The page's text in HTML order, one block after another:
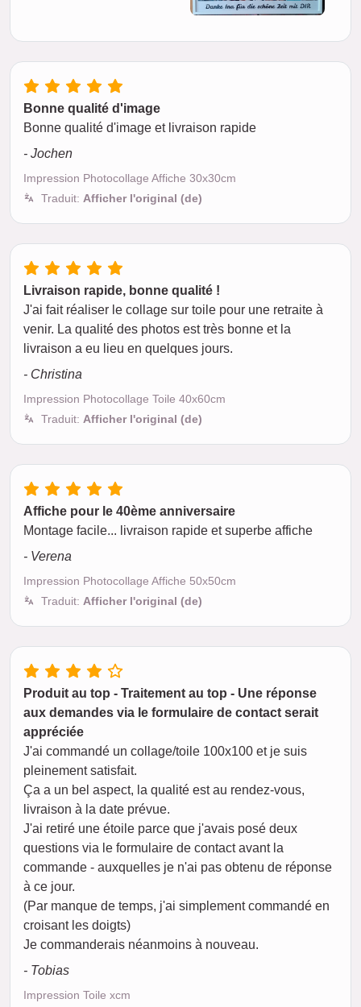
Bonne qualité d'image
Bonne qualité d'image et livraison rapide
- Jochen
Impression Photocollage Affiche 30x30cm
Traduit: Afficher l'original (de)
Livraison rapide, bonne qualité !
J'ai fait réaliser le collage sur toile pour une retraite à
venir. La qualité des photos est très bonne et la
livraison a eu lieu en quelques jours.
- Christina
Impression Photocollage Toile 40x60cm
Traduit: Afficher l'original (de)
Affiche pour le 40ème anniversaire
Montage facile... livraison rapide et superbe affiche
- Verena
Impression Photocollage Affiche 50x50cm
Traduit: Afficher l'original (de)
Produit au top - Traitement au top - Une réponse
aux demandes via le formulaire de contact serait
appréciée
J'ai commandé un collage/toile 100x100 et je suis
pleinement satisfait.
Ça a un bel aspect, la qualité est au rendez-vous,
livraison à la date prévue.
J'ai retiré une étoile parce que j'avais posé deux
questions via le formulaire de contact avant la
commande - auxquelles je n'ai pas obtenu de réponse
à ce jour.
(Par manque de temps, j'ai simplement commandé en
croisant les doigts)
Je commanderais néanmoins à nouveau.
- Tobias
Impression Toile xcm